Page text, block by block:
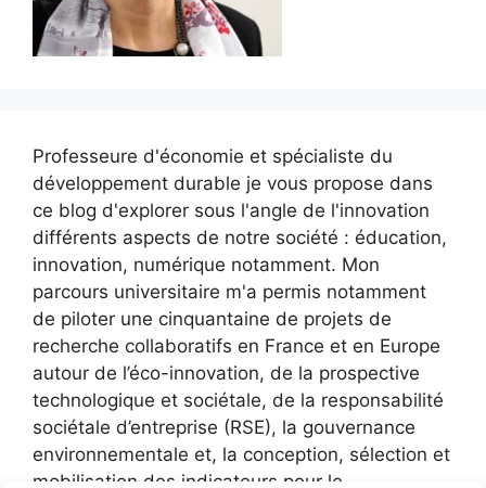
Professeure d'économie et spécialiste du
développement durable je vous propose dans
ce blog d'explorer sous l'angle de l'innovation
différents aspects de notre société : éducation,
innovation, numérique notamment. Mon
parcours universitaire m'a permis notamment
de piloter une cinquantaine de projets de
recherche collaboratifs en France et en Europe
autour de l’éco-innovation, de la prospective
technologique et sociétale, de la responsabilité
sociétale d’entreprise (RSE), la gouvernance
environnementale et, la conception, sélection et
mobilisation des indicateurs pour le